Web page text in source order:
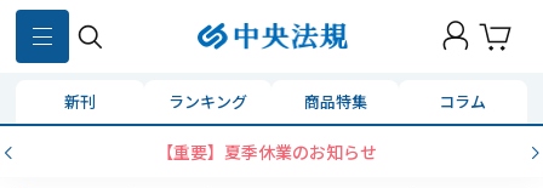
新刊 ランキング 商品特集 コラム
【重要】夏季休業のお知らせ